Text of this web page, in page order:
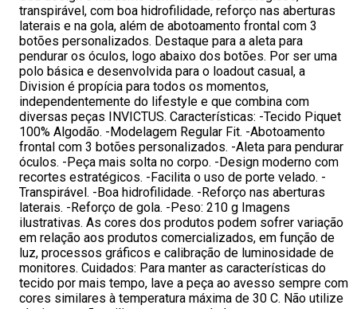
transpirável, com boa hidrofilidade, reforço nas aberturas
laterais e na gola, além de abotoamento frontal com 3
botões personalizados. Destaque para a aleta para
pendurar os óculos, logo abaixo dos botões. Por ser uma
polo básica e desenvolvida para o loadout casual, a
Division é propícia para todos os momentos,
independentemente do lifestyle e que combina com
diversas peças INVICTUS. Características: -Tecido Piquet
100% Algodão. -Modelagem Regular Fit. -Abotoamento
frontal com 3 botões personalizados. -Aleta para pendurar
óculos. -Peça mais solta no corpo. -Design moderno com
recortes estratégicos. -Facilita o uso de porte velado. -
Transpirável. -Boa hidrofilidade. -Reforço nas aberturas
laterais. -Reforço de gola. -Peso: 210 g Imagens
ilustrativas. As cores dos produtos podem sofrer variação
em relação aos produtos comercializados, em função de
luz, processos gráficos e calibração de luminosidade de
monitores. Cuidados: Para manter as características do
tecido por mais tempo, lave a peça ao avesso sempre com
cores similares à temperatura máxima de 30 C. Não utilize